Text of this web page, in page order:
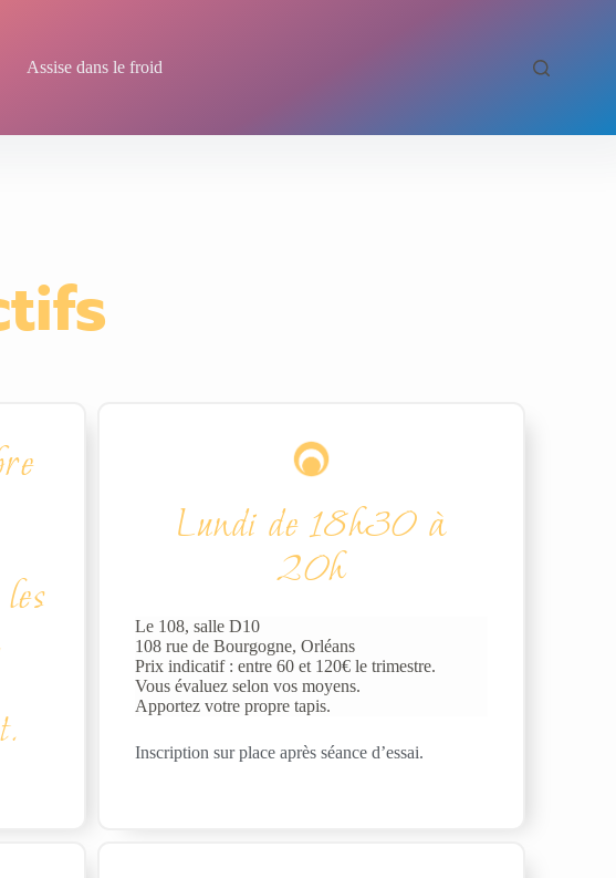
Assise dans le froid
Lundi de 18h30 à
20h
Le 108, salle D10
108 rue de Bourgogne, Orléans
Prix indicatif : entre 60 et 120€ le trimestre.
Vous évaluez selon vos moyens.
Apportez votre propre tapis.
Inscription sur place après séance d’essai.